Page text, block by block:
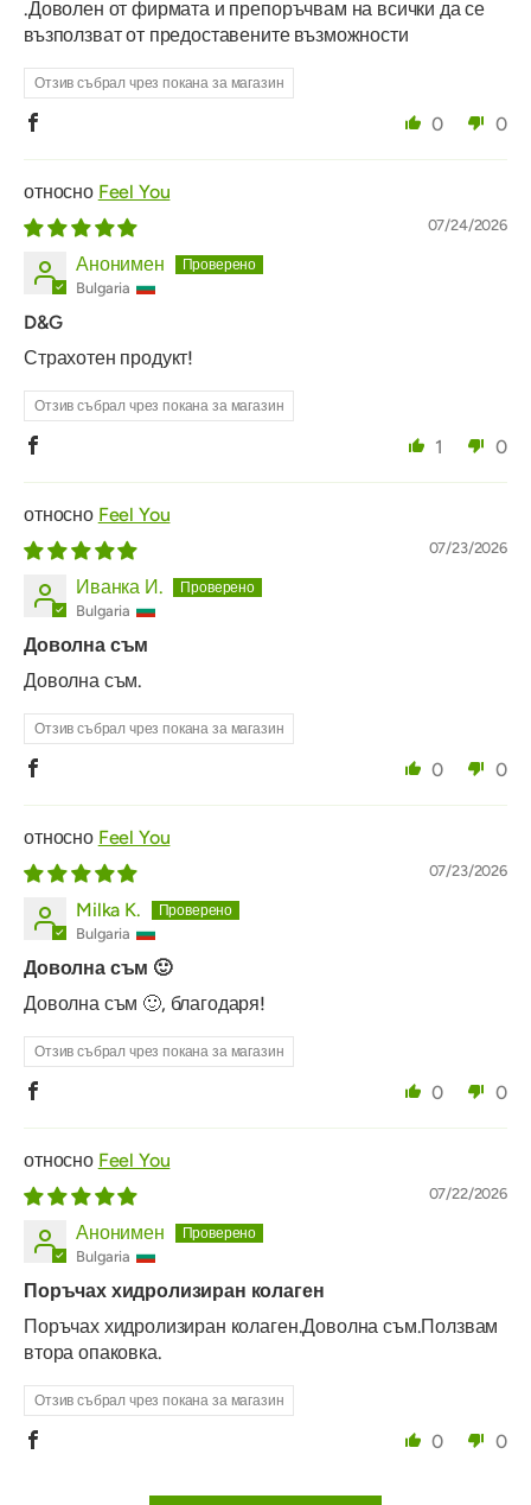
.Доволен от фирмата и препоръчвам на всички да се
възползват от предоставените възможности
Отзив събрал чрез покана за магазин
0 0
Feel You
07/24/2026
Анонимен
Bulgaria
D&G
Страхотен продукт!
Отзив събрал чрез покана за магазин
1 0
Feel You
07/23/2026
Иванка И.
Bulgaria
Доволна съм
Доволна съм.
Отзив събрал чрез покана за магазин
0 0
Feel You
07/23/2026
Milka K.
Bulgaria
Доволна съм 🙂
Доволна съм 🙂, благодаря!
Отзив събрал чрез покана за магазин
0 0
Feel You
07/22/2026
Анонимен
Bulgaria
Поръчах хидролизиран колаген
Поръчах хидролизиран колаген.Доволна съм.Ползвам
втора опаковка.
Отзив събрал чрез покана за магазин
0 0